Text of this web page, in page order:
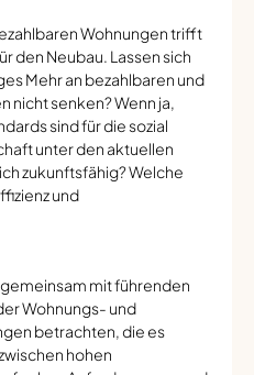
Wohnungen trifft
den Neubau. Lassen sich
Mehr an bezahlbaren und
senken? Wenn ja,
sind für die sozial
unter den aktuellen
zukunftsfähig? Welche
und
mit führenden
Wohnungs- und
betrachten, die es
hohen